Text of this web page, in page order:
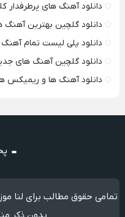
دانلود آهنگ های پرطرفدار
دانلود گلچین بهترین آهنگ
دانلود پلی لیست تمام آهنگ
دانلود گلچین آهنگ های
دانلود آهنگ ها و ریمیکس
تمامی حقوق مطالب برای لنا